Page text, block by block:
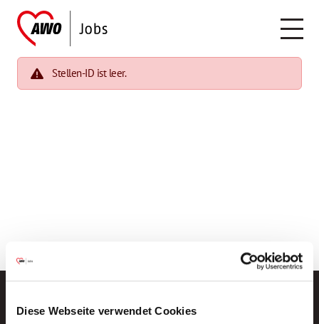
Diese Webseite verwendet Cookies
Stellen-ID ist leer.